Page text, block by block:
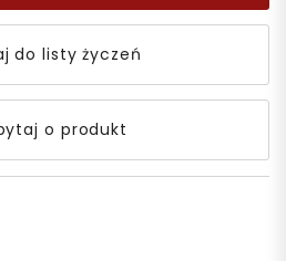
do listy życzeń
o produkt